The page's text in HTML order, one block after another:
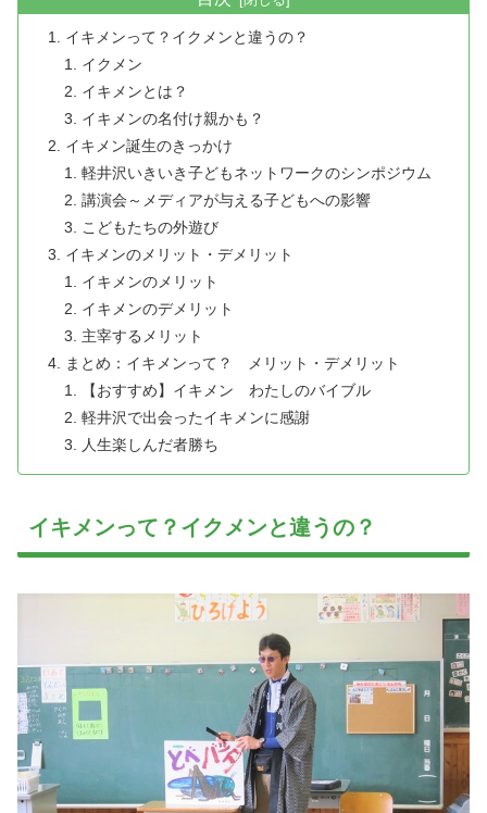
イキメンって？イクメンと違うの？
イクメン
イキメンとは？
イキメンの名付け親かも？
イキメン誕生のきっかけ
軽井沢いきいき子どもネットワークのシンポジウム
講演会～メディアが与える子どもへの影響
こどもたちの外遊び
イキメンのメリット・デメリット
イキメンのメリット
イキメンのデメリット
主宰するメリット
まとめ：イキメンって？ メリット・デメリット
【おすすめ】イキメン わたしのバイブル
軽井沢で出会ったイキメンに感謝
人生楽しんだ者勝ち
イキメンって？イクメンと違うの？